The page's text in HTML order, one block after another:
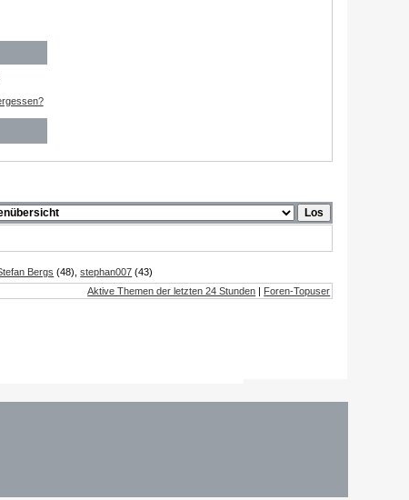
Bergs (48),stephan007 (43)
Aktive Themen der letzten 24 Stunden | Foren-Topuser